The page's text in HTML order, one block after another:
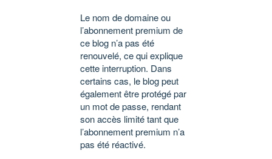
Le nom de domaine ou
l’abonnement premium de
ce blog n’a pas été
renouvelé, ce qui explique
cette interruption. Dans
certains cas, le blog peut
également être protégé par
un mot de passe, rendant
son accès limité tant que
l’abonnement premium n’a
pas été réactivé.